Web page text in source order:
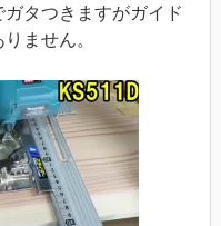
タつきますがガイド
ません。